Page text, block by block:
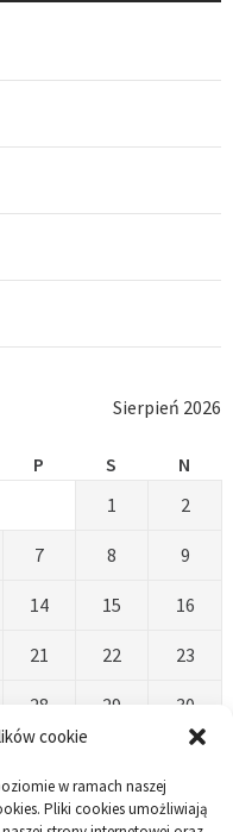
cookie
w ramach naszej
Pliki cookies umożliwiają
Sierpień 2026
P S
N
1
2
7 8 9
14 15 16
21 22 23
28 29 30